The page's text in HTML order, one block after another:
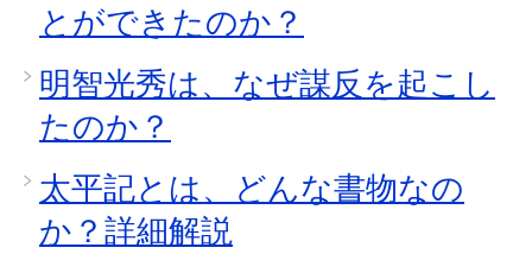
とができたのか？
明智光秀は、なぜ謀反を起こし
たのか？
太平記とは、どんな書物なの
か？詳細解説